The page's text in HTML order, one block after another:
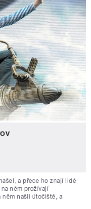
a přece ho znají lidé
něm prožívají
našli útočiště, a